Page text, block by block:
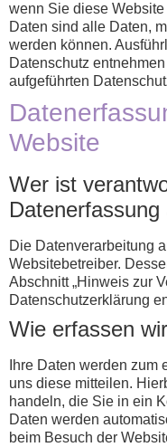
wenn Sie diese
Daten sind alle Daten,
werden können.
Datenschutz
aufgeführten
Website
Wer ist
Die Datenverarbeitung
Websitebetreiber.
Abschnitt „Hinweis zur
Datenschutzerklärung
Wie erfassen
Ihre Daten werden
uns diese mitteilen.
handeln, die Sie in ein
Daten werden
beim Besuch der